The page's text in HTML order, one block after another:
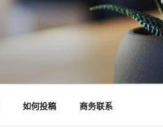
如何投稿 商务联系